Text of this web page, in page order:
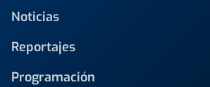
Noticias
Reportajes
Programación